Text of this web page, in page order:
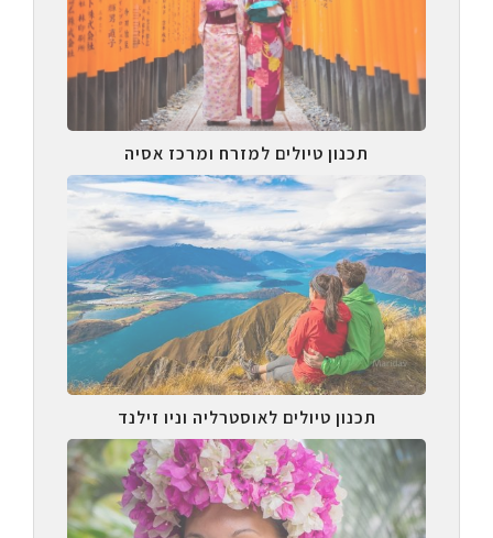
תכנון טיולים למזרח ומרכז אסיה
תכנון טיולים לאוסטרליה וניו זילנד